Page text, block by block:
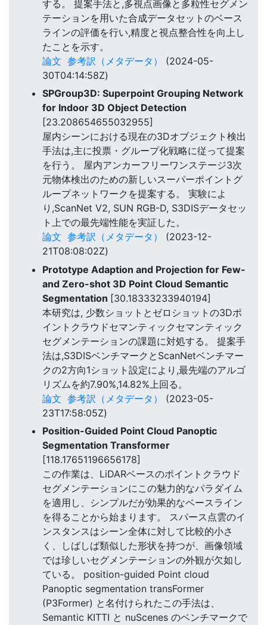
する。 提案手法と,多視点画像と多粒性セグメン
テーションを用いた合成データセットのベース
ラインの評価を行い,精度と視点整合性を向上し
たことを示す。
論文 参考訳（メタデータ）
(2024-05-
30T04:14:58Z)
SPGroup3D: Superpoint Grouping Network
for Indoor 3D Object Detection
[23.208654655032955]
屋内シーンにおける現在の3Dオブジェクト検出
手法は,主に投票・グループ化戦略に従って提案
を行う。 屋内アンカーフリーワンステージ3次
元物体検出のための新しいスーパーポイントグ
ループネットワークを提案する。 実験によ
り,ScanNet V2, SUN RGB-D, S3DISデータセッ
ト上での最先端性能を実証した。
論文 参考訳（メタデータ）
(2023-12-
21T08:08:02Z)
Prototype Adaption and Projection for Few-
and Zero-shot 3D Point Cloud Semantic
Segmentation [30.18333233940194]
本研究は, 少数ショットとゼロショットの3Dポ
イントクラウドセマンティックセマンティック
セグメンテーションの課題に対処する。 提案手
法は,S3DISベンチマークとScanNetベンチマー
クの2方向1ショット設定により,最先端のアルゴ
リズムを約7.90%,14.82%上回る。
論文 参考訳（メタデータ）
(2023-05-
23T17:58:05Z)
Position-Guided Point Cloud Panoptic
Segmentation Transformer
[118.17651196656178]
この作業は、LiDARベースのポイントクラウド
セグメンテーションにこの魅力的なパラダイム
を適用し、シンプルだが効果的なベースライン
を得ることから始まります。 スパース点雲のイ
ンスタンスはシーン全体に対して比較的小さ
く、しばしば類似した形状を持つが、画像領域
では珍しいセグメンテーションの外観が欠如し
ている。 position-guided Point cloud
Panoptic segmentation transFormer
(P3Former) と名付けられたこの手法は、
Semantic KITTI と nuScenes のベンチマークで